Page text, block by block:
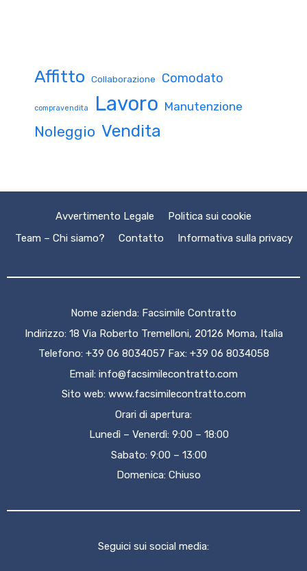
Affitto Collaborazione Comodato
compravendita Lavoro Manutenzione
Noleggio Vendita
Avvertimento Legale
Politica sui cookie
Team – Chi siamo?
Contatto Informativa sulla privacy
Nome azienda: Facsimile Contratto
Indirizzo: 18 Via Roberto Tremelloni, 20126 Moma, Italia
Telefono: +39 06 8034057 Fax: +39 06 8034058
Email: info@facsimilecontratto.com
Sito web: www.facsimilecontratto.com
Orari di apertura:
Lunedì – Venerdì: 9:00 – 18:00
Sabato: 9:00 – 13:00
Domenica: Chiuso
Seguici sui social media: